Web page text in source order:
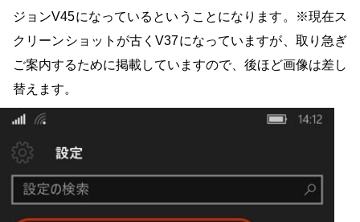
ジョンV45になっているということになります。※現在ス
クリーンショットが古くV37になっていますが、取り急ぎ
ご案内するために掲載していますので、後ほど画像は差し
替えます。